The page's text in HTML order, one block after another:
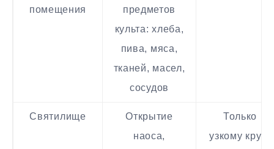
помещения
предметов
культа: хлеба,
пива, мяса,
тканей, масел,
сосудов
Святилище
Открытие
наоса,
Только
узкому кругу